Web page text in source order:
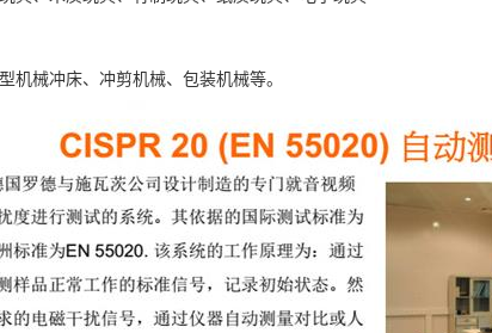
机械冲床、冲剪机械、包装机械等。